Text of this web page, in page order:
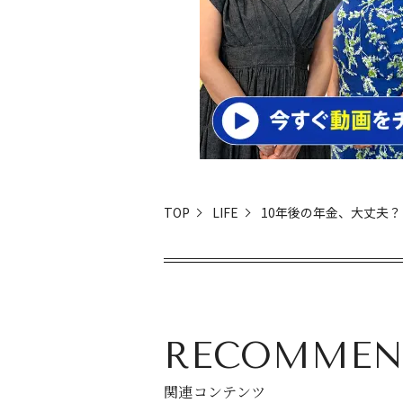
TOP LIFE 10年後の年金、大丈夫？
関連コンテンツ